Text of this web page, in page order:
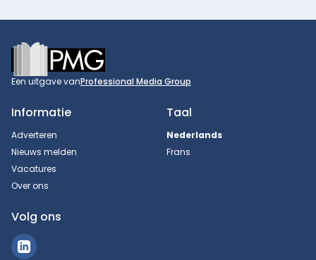
Footer
Een uitgave vanProfessional Media Group
Informatie
Adverteren
Nieuws melden
Vacatures
Over ons
Taal
Nederlands
Frans
Volg ons